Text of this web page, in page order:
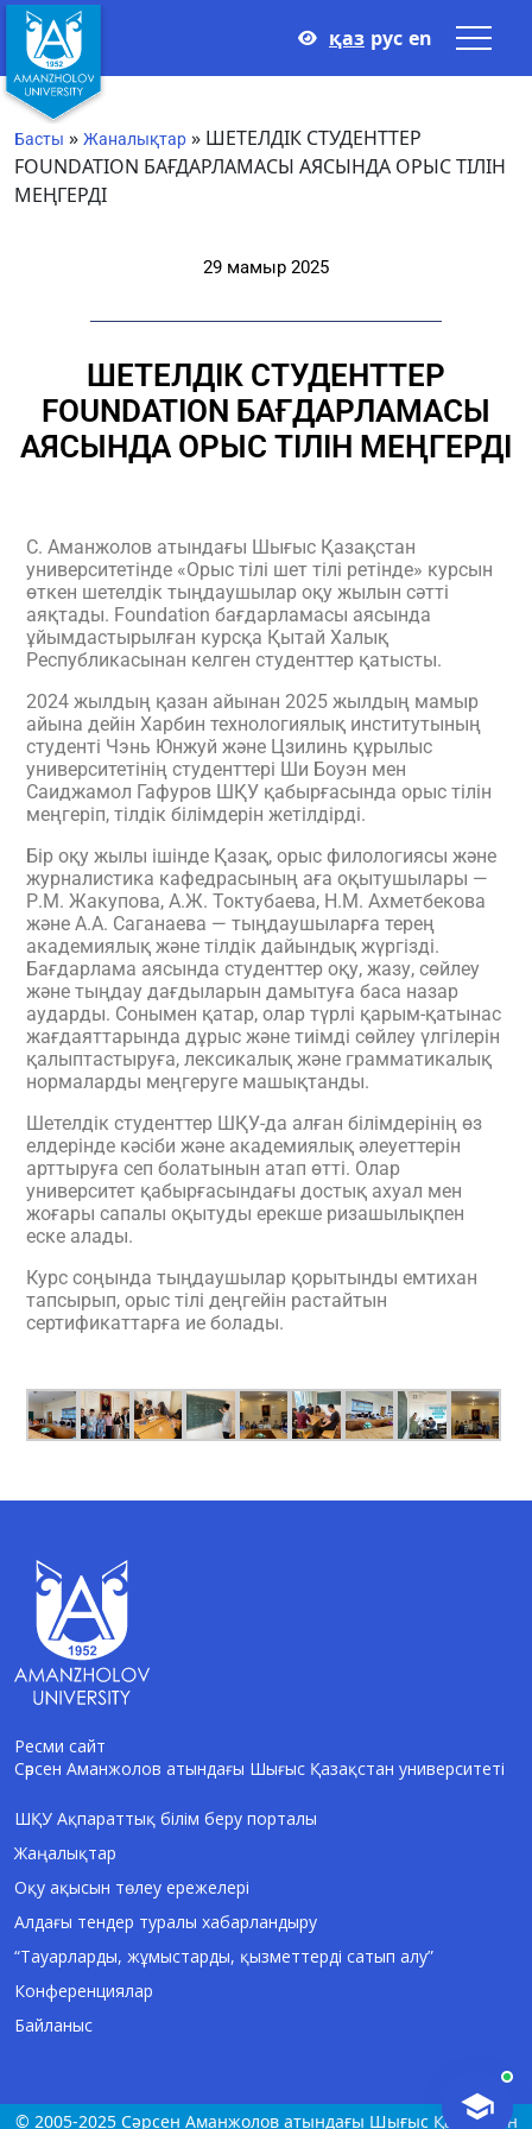
қаз рус en
Басты » Жаналықтар » ШЕТЕЛДІК СТУДЕНТТЕР
FOUNDATION БАҒДАРЛАМАСЫ АЯСЫНДА ОРЫС ТІЛІН
МЕҢГЕРДІ
29 мамыр 2025
ШЕТЕЛДІК СТУДЕНТТЕР
FOUNDATION БАҒДАРЛАМАСЫ
АЯСЫНДА ОРЫС ТІЛІН МЕҢГЕРДІ
С. Аманжолов атындағы Шығыс Қазақстан
университетінде «Орыс тілі шет тілі ретінде» курсын
өткен шетелдік тыңдаушылар оқу жылын сәтті
аяқтады. Foundation бағдарламасы аясында
ұйымдастырылған курсқа Қытай Халық
Республикасынан келген студенттер қатысты.
2024 жылдың қазан айынан 2025 жылдың мамыр
айына дейін Харбин технологиялық институтының
студенті Чэнь Юнжуй және Цзилинь құрылыс
университетінің студенттері Ши Боуэн мен
Саиджамол Гафуров ШҚУ қабырғасында орыс тілін
меңгеріп, тілдік білімдерін жетілдірді.
Бір оқу жылы ішінде Қазақ, орыс филологиясы және
журналистика кафедрасының аға оқытушылары —
Р.М. Жакупова, А.Ж. Токтубаева, Н.М. Ахметбекова
және А.А. Саганаева — тыңдаушыларға терең
академиялық және тілдік дайындық жүргізді.
Бағдарлама аясында студенттер оқу, жазу, сөйлеу
және тыңдау дағдыларын дамытуға баса назар
аударды. Сонымен қатар, олар түрлі қарым-қатынас
жағдаяттарында дұрыс және тиімді сөйлеу үлгілерін
қалыптастыруға, лексикалық және грамматикалық
нормаларды меңгеруге машықтанды.
Шетелдік студенттер ШҚУ-да алған білімдерінің өз
елдерінде кәсіби және академиялық әлеуеттерін
арттыруға сеп болатынын атап өтті. Олар
университет қабырғасындағы достық ахуал мен
жоғары сапалы оқытуды ерекше ризашылықпен
еске алады.
Курс соңында тыңдаушылар қорытынды емтихан
тапсырып, орыс тілі деңгейін растайтын
сертификаттарға ие болады.
Ресми сайт
Сәрсен Аманжолов атындағы Шығыс Қазақстан университеті
ШҚУ Ақпараттық білім беру порталы
Жаңалықтар
Оқу ақысын төлеу ережелері
Алдағы тендер туралы хабарландыру
“Тауарларды, жұмыстарды, қызметтерді сатып алу”
Конференциялар
Байланыс
© 2005-2025 Сәрсен Аманжолов атындағы Шығыс Қазақстан
AI-Talapker
Сәлем! Мен AI-Talapker — Сәрсен
Аманжолов атындағы Шығыс Қазақстан
университеті (ШҚУ) көмекшісімін.
Бакалавриат, магистратура, докторантура